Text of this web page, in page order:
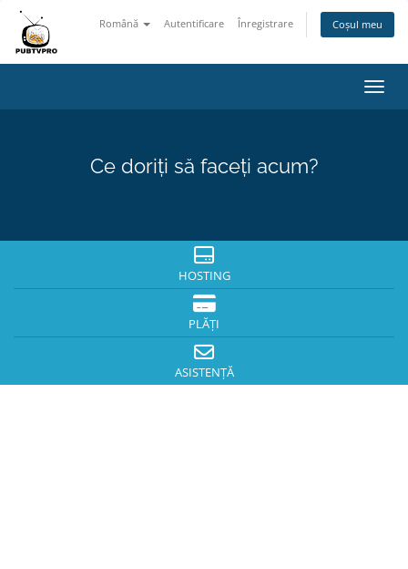
Română Autentificare Înregistrare Coșul meu
Ce doriți să faceți acum?
HOSTING
PLĂȚI
ASISTENȚĂ